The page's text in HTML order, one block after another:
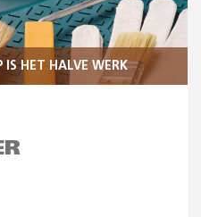
IS HET HALVE WERK